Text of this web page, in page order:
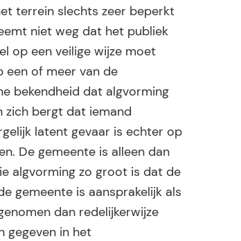
terrein slechts zeer beperkt
niet weg dat het publiek
op een veilige wijze moet
een of meer van de
bekendheid dat algvorming
zich bergt dat iemand
latent gevaar is echter op
De gemeente is alleen dan
algvorming zo groot is dat de
gemeente is aansprakelijk als
dan redelijkerwijze
gegeven in het